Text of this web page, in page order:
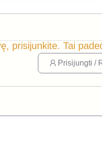
prisijunkite. Tai
Prisijungti /